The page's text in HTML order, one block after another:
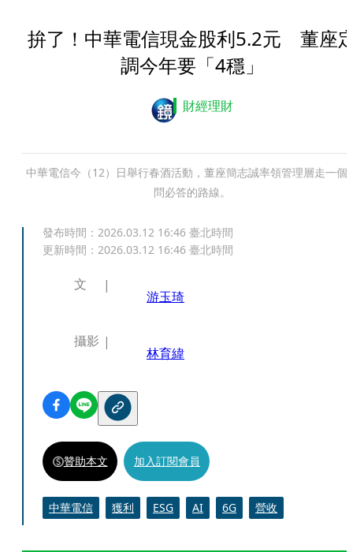
拚了！中華電信現金股利5.2元 董座
調今年要「4穩」
財經理財
中華電信今（12）日舉行春酒活動，董座簡志誠率領管理層走一個
問必答的路線。
發布時間： 2026.03.12 16:46 臺北時間
更新時間： 2026.03.12 16:46 臺北時間
文
游玉琦
攝影
林育緯
贊助本文 加入訂閱會員
中華電信 獲利 ESG AI 6G 營收